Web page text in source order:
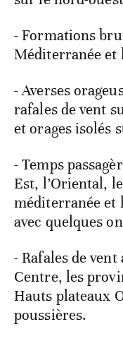
- Formations
Méditerranée et
- Averses
rafales de vent
et orages isolés
- Temps
Est, l’Oriental,
méditerranée et
avec quelques
- Rafales de
Centre, les
Hauts plateaux
poussières.